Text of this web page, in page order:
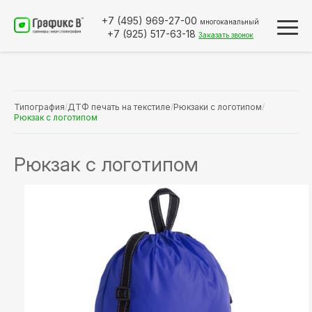
+7 (495) 969-27-00 многоканальный
+7 (925) 517-63-18 Заказать звонок
Типография/ДТФ печать на текстиле/Рюкзаки с логотипом/
Рюкзак с логотипом
Рюкзак с логотипом